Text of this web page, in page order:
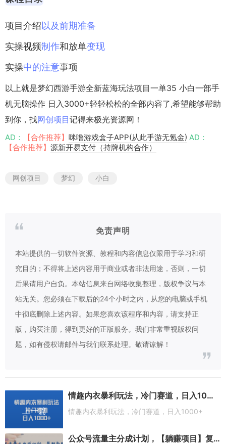
项目介绍以及前期准备
实操视频制作和放单变现
实操中的注意事项
以上就是梦幻西游手游全新蓝海玩法项目一单35 小白一部手
机无脑操作 日入3000+轻轻松松的全部内容了,希望能够帮助
到你，找网创项目记得来极光资源网！
AD： 【合作推荐】 咪噜游戏盒子APP(从此手游无氪金) AD：
【合作推荐】 源新开易支付（持牌机构合作）
网创项目 梦幻 小白
免责声明
本站提供的一切软件资源、教程和内容信息仅限用于学习和研
究目的；不得将上述内容用于商业或者非法用途，否则，一切
后果请用户自负。本站信息来自网络收集整理，版权争议与本
站无关。您必须在下载后的24个小时之内，从您的电脑或手机
中彻底删除上述内容。如果您喜欢该程序和内容，请支持正
版，购买注册，得到更好的正版服务。我们非常重视版权问
题，如有侵权请邮件与我们联系处理。敬请谅解！
上一篇
情趣内衣暴利玩法，冷门赛道，日入1000+
情趣内衣暴利玩法，冷门赛道，日入1000+
公众号流量主分成计划，【躺赚项目】复制黏贴即可，单日稳定变现300+